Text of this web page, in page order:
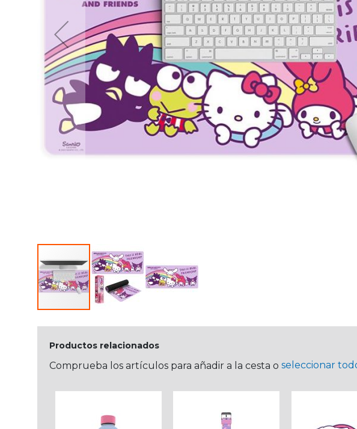
Productos relacionados
Comprueba los artículos para añadir a la cesta o seleccionar